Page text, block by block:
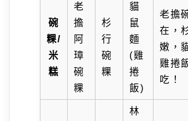
碗
粿/
米
糕
老
擔
阿
璋
碗
粿
杉
行
碗
粿
貓
鼠
麵
(雞
捲
飯)
老擔
在，
嫩，
雞捲
吃！
林